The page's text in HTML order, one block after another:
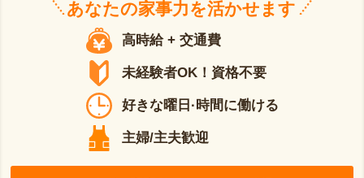
あなたの家事力を活かせます
高時給 + 交通費
未経験者OK！資格不要
好きな曜日·時間に働ける
主婦/主夫歓迎